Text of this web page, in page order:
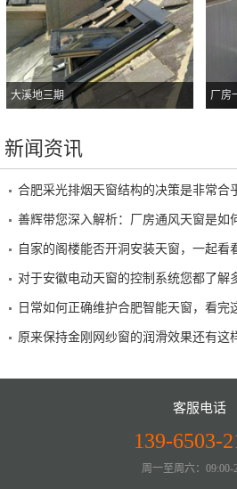
大溪地三期 厂房
新闻资讯
合肥采光排烟天窗结构的决策是非常合
善辉带您深入解析：厂房通风天窗是如
自家的阁楼能否开洞安装天窗，一起看
对于安徽电动天窗的控制系统您都了解
日常如何正确维护合肥智能天窗，看完
原来保持金刚网纱窗的润滑效果还有这
客服电话
139-6503-
周一至周六：09:00-